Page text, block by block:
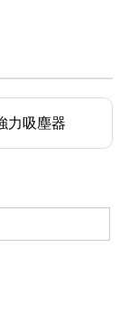
力吸塵器